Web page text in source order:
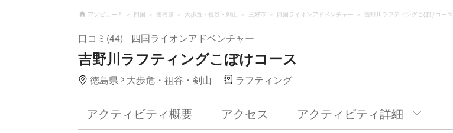
アソビュー！ 四国 徳島県 大歩危・祖谷・剣山 三好市 四国ライオンアドベンチャー 吉野川ラフティングこぼけコース
口コミ(44) 四国ライオンアドベンチャー
吉野川ラフティングこぼけコース
徳島県 大歩危・祖谷・剣山 ラフティング
アクティビティ概要 アクセス アクティビティ詳細